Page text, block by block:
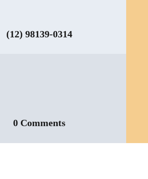
(12) 98139-0314
0 Comments